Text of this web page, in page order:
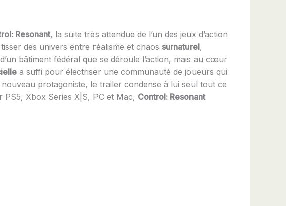
Resonant, la suite très attendue de l’un des jeux d’action
des univers entre réalisme et chaos surnaturel,
bâtiment fédéral que se déroule l’action, mais au cœur
a suffi pour électriser une communauté de joueurs qui
protagoniste, le trailer condense à lui seul tout ce
Xbox Series X|S, PC et Mac, Control: Resonant